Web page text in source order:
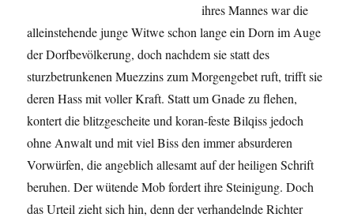
ihres Mannes war die
alleinstehende junge Witwe schon lange ein Dorn im Auge
der Dorfbevölkerung, doch nachdem sie statt des
sturzbetrunkenen Muezzins zum Morgengebet ruft, trifft sie
deren Hass mit voller Kraft. Statt um Gnade zu flehen,
kontert die blitzgescheite und koran-feste Bilqiss jedoch
ohne Anwalt und mit viel Biss den immer absurderen
Vorwürfen, die angeblich allesamt auf der heiligen Schrift
beruhen. Der wütende Mob fordert ihre Steinigung. Doch
das Urteil zieht sich hin, denn der verhandelnde Richter